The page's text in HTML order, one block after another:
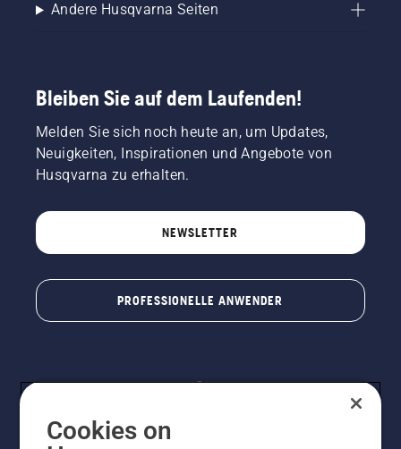
Andere Husqvarna Seiten
Bleiben Sie auf dem Laufenden!
Melden Sie sich noch heute an, um Updates,
Neuigkeiten, Inspirationen und Angebote von
Husqvarna zu erhalten.
NEWSLETTER
PROFESSIONELLE ANWENDER
Cookies on